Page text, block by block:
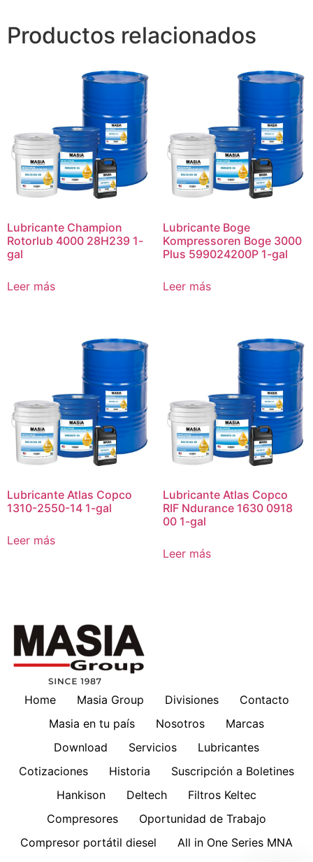
Productos relacionados
Lubricante Champion
Rotorlub 4000 28H239 1-
gal
Leer más
Lubricante Boge
Kompressoren Boge 3000
Plus 599024200P 1-gal
Leer más
Lubricante Atlas Copco
1310-2550-14 1-gal
Leer más
Lubricante Atlas Copco
RIF Ndurance 1630 0918
00 1-gal
Leer más
Home Masia Group Divisiones
Contacto
Masia en tu país
Nosotros
Marcas
Download
Servicios
Lubricantes
Cotizaciones
Historia
Suscripción a Boletines
Hankison
Deltech
Filtros Keltec
Compresores
Oportunidad de Trabajo
Compresor portátil diesel
All in One Series MNA